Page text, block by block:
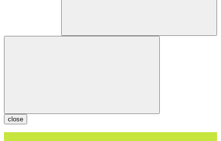
close